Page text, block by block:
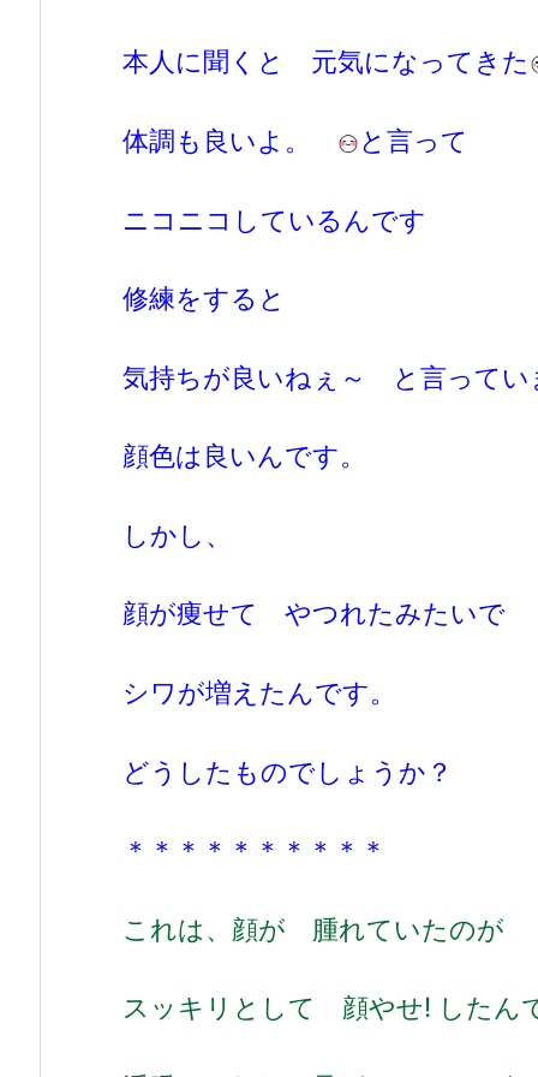
本人に聞くと 元気になってきた
体調も良いよ。 と言って
ニコニコしているんです
修練をすると
気持ちが良いねぇ～ と言ってい
顔色は良いんです。
しかし、
顔が痩せて やつれたみたいで
シワが増えたんです。
どうしたものでしょうか？
＊＊＊＊＊＊＊＊＊＊
これは、顔が 腫れていたのが
スッキリとして 顔やせ! したん